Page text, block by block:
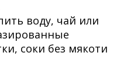
воду, чай или
соки без мякоти